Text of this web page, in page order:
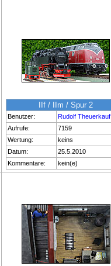
IIf / IIm / Spur 2
Benutzer:
Rudolf Theuerkauf
Aufrufe:
7159
Wertung:
keins
Datum:
25.5.2010
Kommentare:
kein(e)